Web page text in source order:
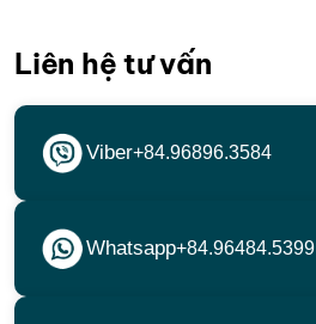
Liên hệ tư vấn
Viber+84.96896.3584
Whatsapp+84.96484.5399